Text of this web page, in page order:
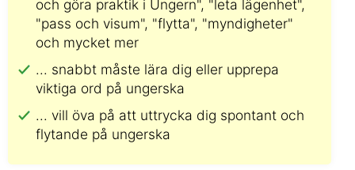
och göra praktik i Ungern", "leta lägenhet",
"pass och visum", "flytta", "myndigheter"
och mycket mer
... snabbt måste lära dig eller upprepa
viktiga ord på ungerska
... vill öva på att uttrycka dig spontant och
flytande på ungerska